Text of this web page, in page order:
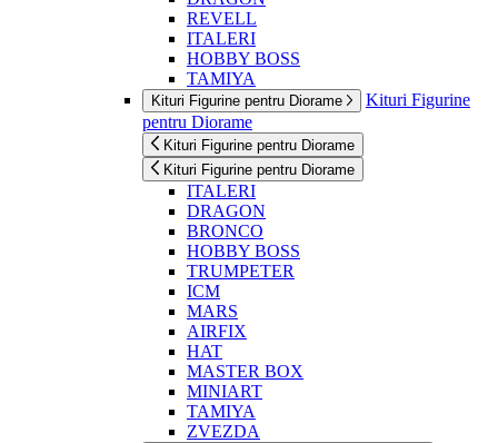
REVELL
ITALERI
HOBBY BOSS
TAMIYA
Kituri Figurine pentru Diorame
Kituri Figurine
pentru Diorame
Kituri Figurine pentru Diorame
Kituri Figurine pentru Diorame
ITALERI
DRAGON
BRONCO
HOBBY BOSS
TRUMPETER
ICM
MARS
AIRFIX
HAT
MASTER BOX
MINIART
TAMIYA
ZVEZDA